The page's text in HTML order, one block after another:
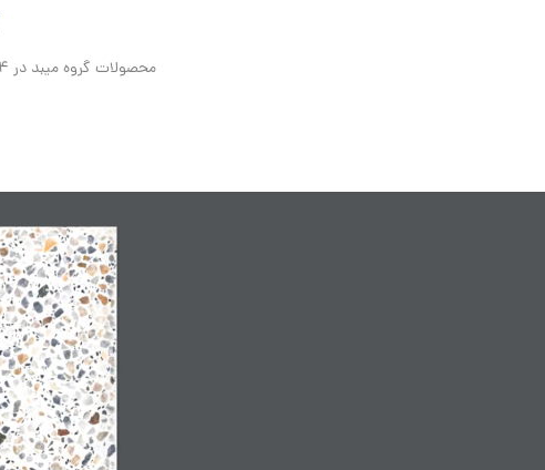
محصولات گروه میبد در ۴ دسته اصلی موزاییک حیاطی، موزاییک گرانیتی، کفپوش بتنی و واش بتن تقسیم می‌گردد.